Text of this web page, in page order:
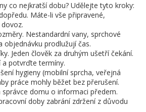
co nejkratší dobu? Udělejte tyto kroky:
Máte-li vše připravené,
Nestandardní vany, sprchové
objednávku prodlužují čas.
Jeden člověk za druhým ušetří čekání.
potvrďte termíny.
hygieny (mobilní sprcha, veřejná
práce mohly běžet bez přerušení.
domu o informaci předem.
doby zabrání zdržení z důvodu